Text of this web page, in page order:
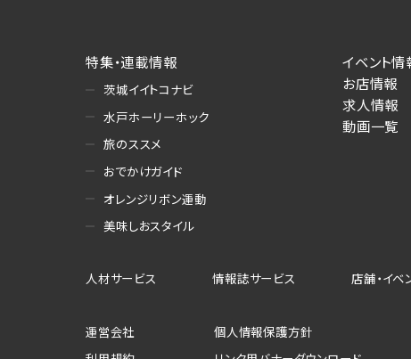
特集・連載情報
茨城イイトコナビ
水戸ホーリーホック
旅のススメ
おでかけガイド
オレンジリボン運動
美味しおスタイル
イベント情
お店情報
求人情報
動画一覧
人材サービス 情報誌サービス 店舗・イ
運営会社 個人情報保護方針